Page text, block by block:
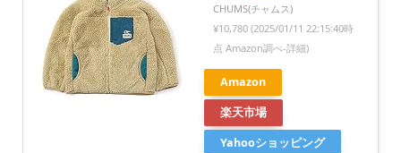
CHUMS(チャムス)
¥10,780 (2025/01/11 22:15:40時
点 Amazon調べ-詳細)
Amazon
楽天市場
Yahooショッピング